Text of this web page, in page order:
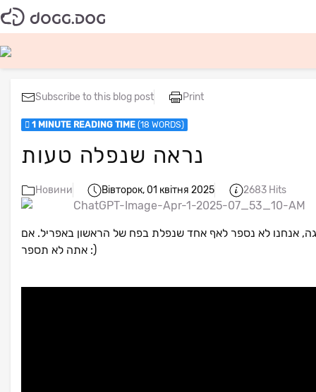
Subscribe to this blog post Print
1 MINUTE READING TIME (18 WORDS)
נראה שנפלה טעות
Новини Вівторок, 01 квітня 2025 2683 Hits
אנחנו לא נספר לאף אחד שנפלת בפח של הראשון באפריל. אם
אתה לא תספר :)